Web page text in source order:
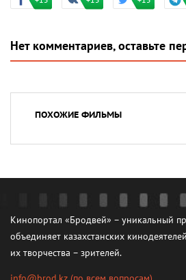
Нет комментариев, оставьте
ПОХОЖИЕ ФИЛЬМЫ
Кинопортал «Бродвей» – уникальный
объединяет казахстанских
их творчества – зрителей.